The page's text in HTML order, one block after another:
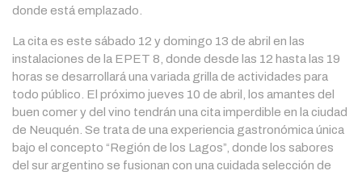
donde está emplazado.
La cita es este sábado 12 y domingo 13 de abril en las
instalaciones de la EPET 8, donde desde las 12 hasta las 19
horas se desarrollará una variada grilla de actividades para
todo público. El próximo jueves 10 de abril, los amantes del
buen comer y del vino tendrán una cita imperdible en la ciudad
de Neuquén. Se trata de una experiencia gastronómica única
bajo el concepto “Región de los Lagos”, donde los sabores
del sur argentino se fusionan con una cuidada selección de